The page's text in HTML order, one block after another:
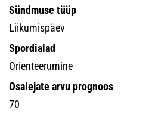
Sündmuse tüüp
Liikumispäev
Spordialad
Orienteerumine
Osalejate arvu prognoos
70